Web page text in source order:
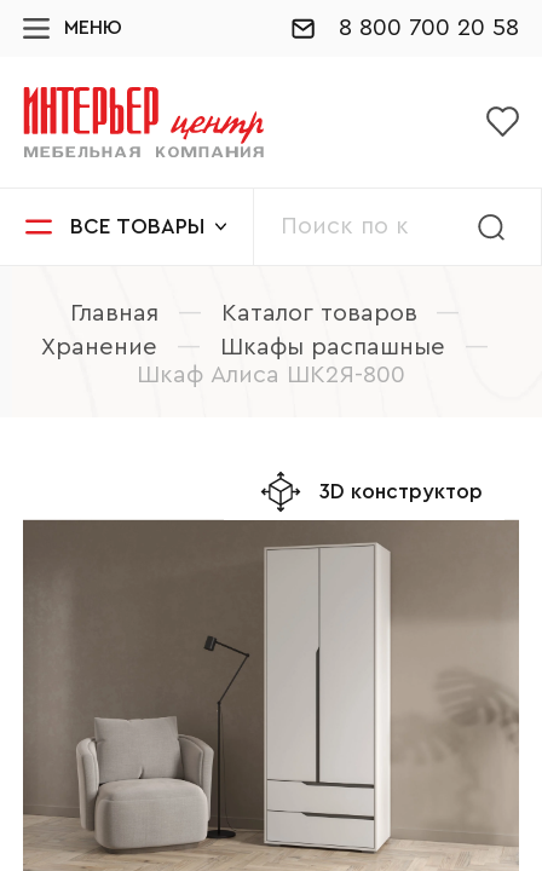
МЕНЮ 8 800 700 20 58
ВСЕ ТОВАРЫ
Главная — Каталог товаров
—
Хранение
— Шкафы распашные
—
Шкаф Алиса ШК2Я-800
3D конструктор